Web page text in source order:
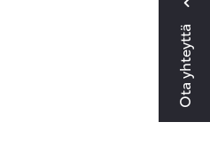
Ota yhteyttä